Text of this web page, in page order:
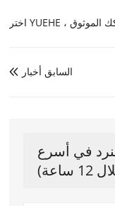
 السابق أخبار
في أسرع